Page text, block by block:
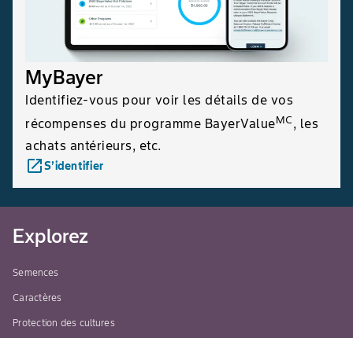
MyBayer
Identifiez-vous pour voir les détails de vos
récompenses du programme BayerValueMC, les
achats antérieurs, etc.
launchS’identifier
Explorez
Semences
Caractères
Protection des cultures